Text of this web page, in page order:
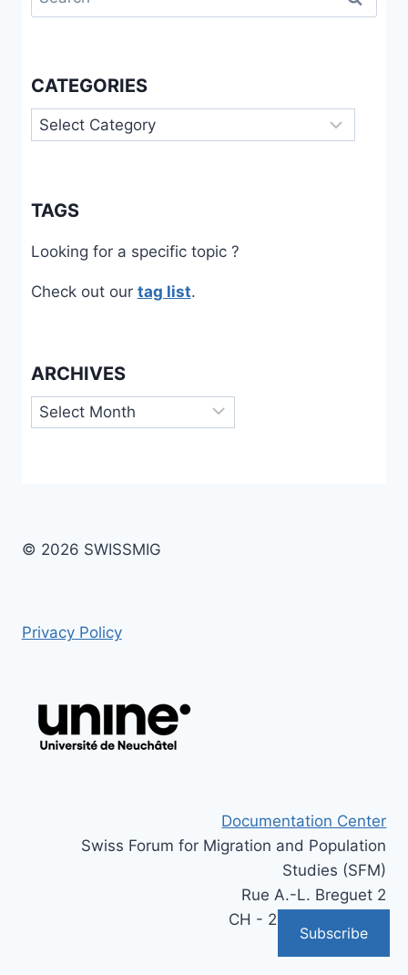
for:
CATEGORIES
Categories
TAGS
Looking for a specific topic ?
Check out our tag list.
ARCHIVES
Archives
© 2026 SWISSMIG
Privacy Policy
Documentation Center
Swiss Forum for Migration and Population
Studies (SFM)
Rue A.-L. Breguet 2
CH - 2000 Neuchâtel
Subscribe